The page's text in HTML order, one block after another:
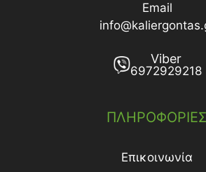
Email
Viber
6972929218
ΠΛΗΡΟΦΟΡΙΕΣ
Επικοινωνία